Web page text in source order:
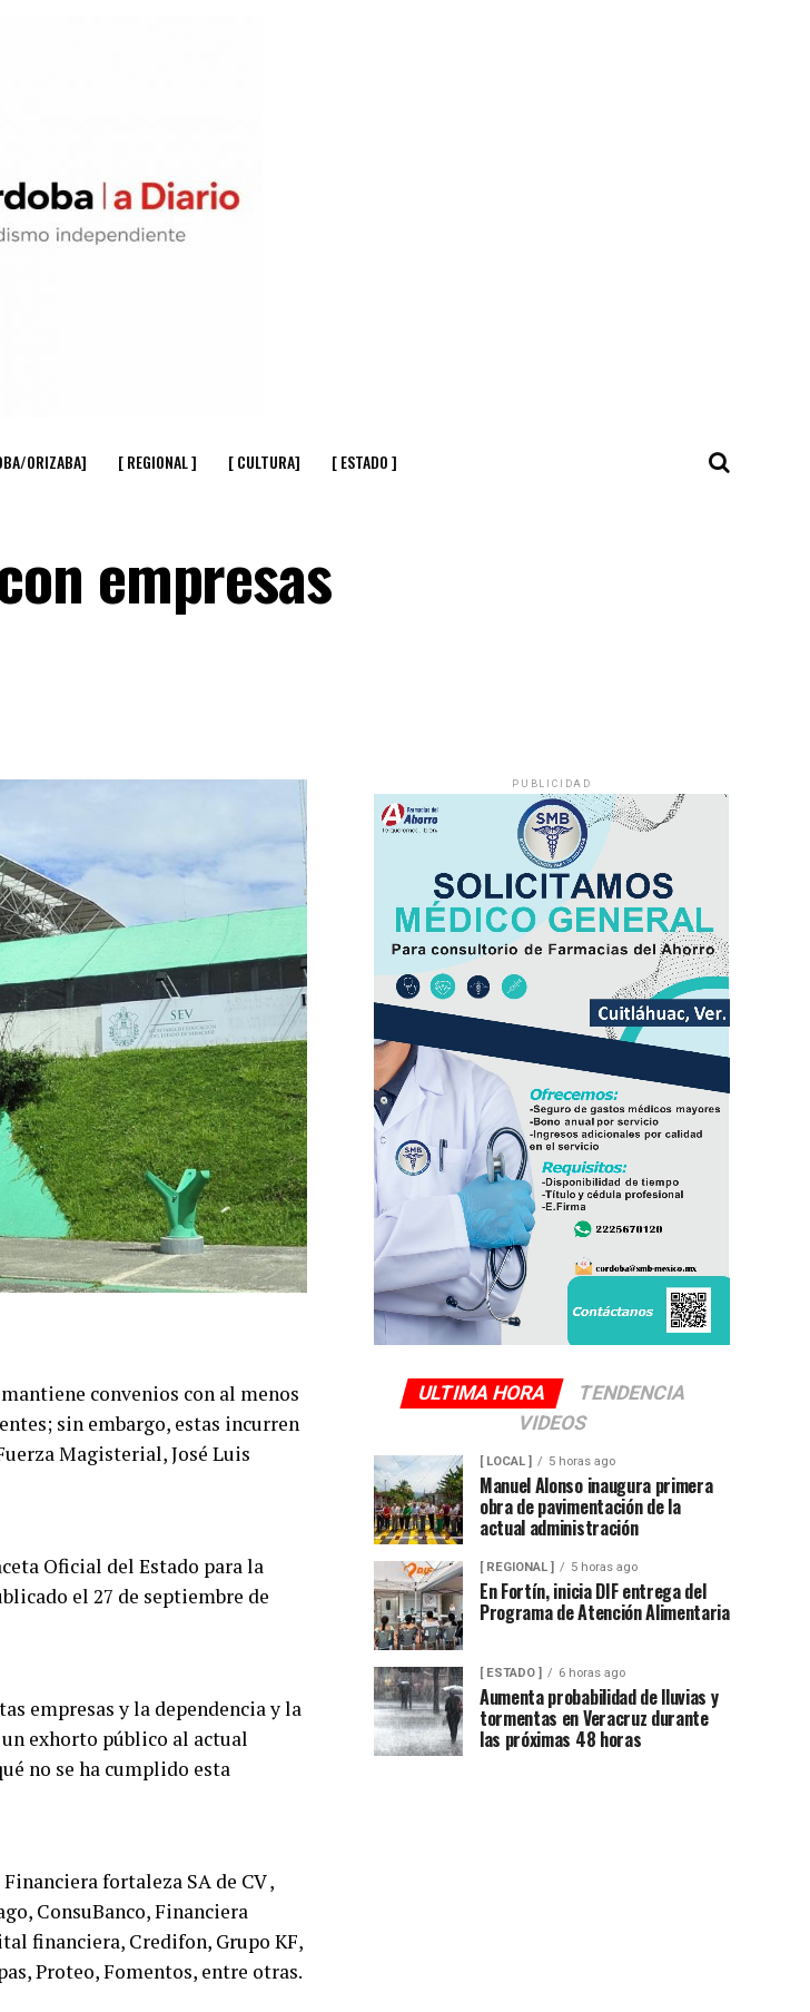
ORIZABA] [ REGIONAL ] [ CULTURA] [ ESTADO ]
empresas
mantiene convenios con al menos
sin embargo, estas incurren
Magisterial, José Luis
Oficial del Estado para la
el 27 de septiembre de
empresas y la dependencia y la
exhorto público al actual
no se ha cumplido esta
fortaleza SA de CV ,
ConsuBanco, Financiera
financiera, Credifon, Grupo KF,
Proteo, Fomentos, entre otras.
PUBLICIDAD
ULTIMA HORA
TENDENCIA
VIDEOS
[ LOCAL ] 5 horas ago
Manuel Alonso inaugura primera
obra de pavimentación de la
actual administración
[ REGIONAL ] 5 horas ago
En Fortín, inicia DIF entrega del
Programa de Atención Alimentaria
[ ESTADO ] 6 horas ago
Aumenta probabilidad de lluvias y
tormentas en Veracruz durante
las próximas 48 horas